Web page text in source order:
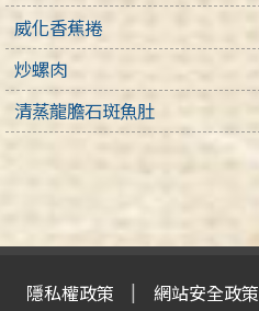
威化香蕉捲
炒螺肉
清蒸龍膽石斑魚肚
隱私權政策 網站安全政策